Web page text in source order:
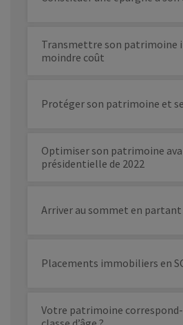
Transmettre son patrimoine
moindre coût
Protéger son patrimoine et
Optimiser son patrimoine
présidentielle de 2022
Arriver au sommet en partant
Placements immobiliers en
Votre patrimoine